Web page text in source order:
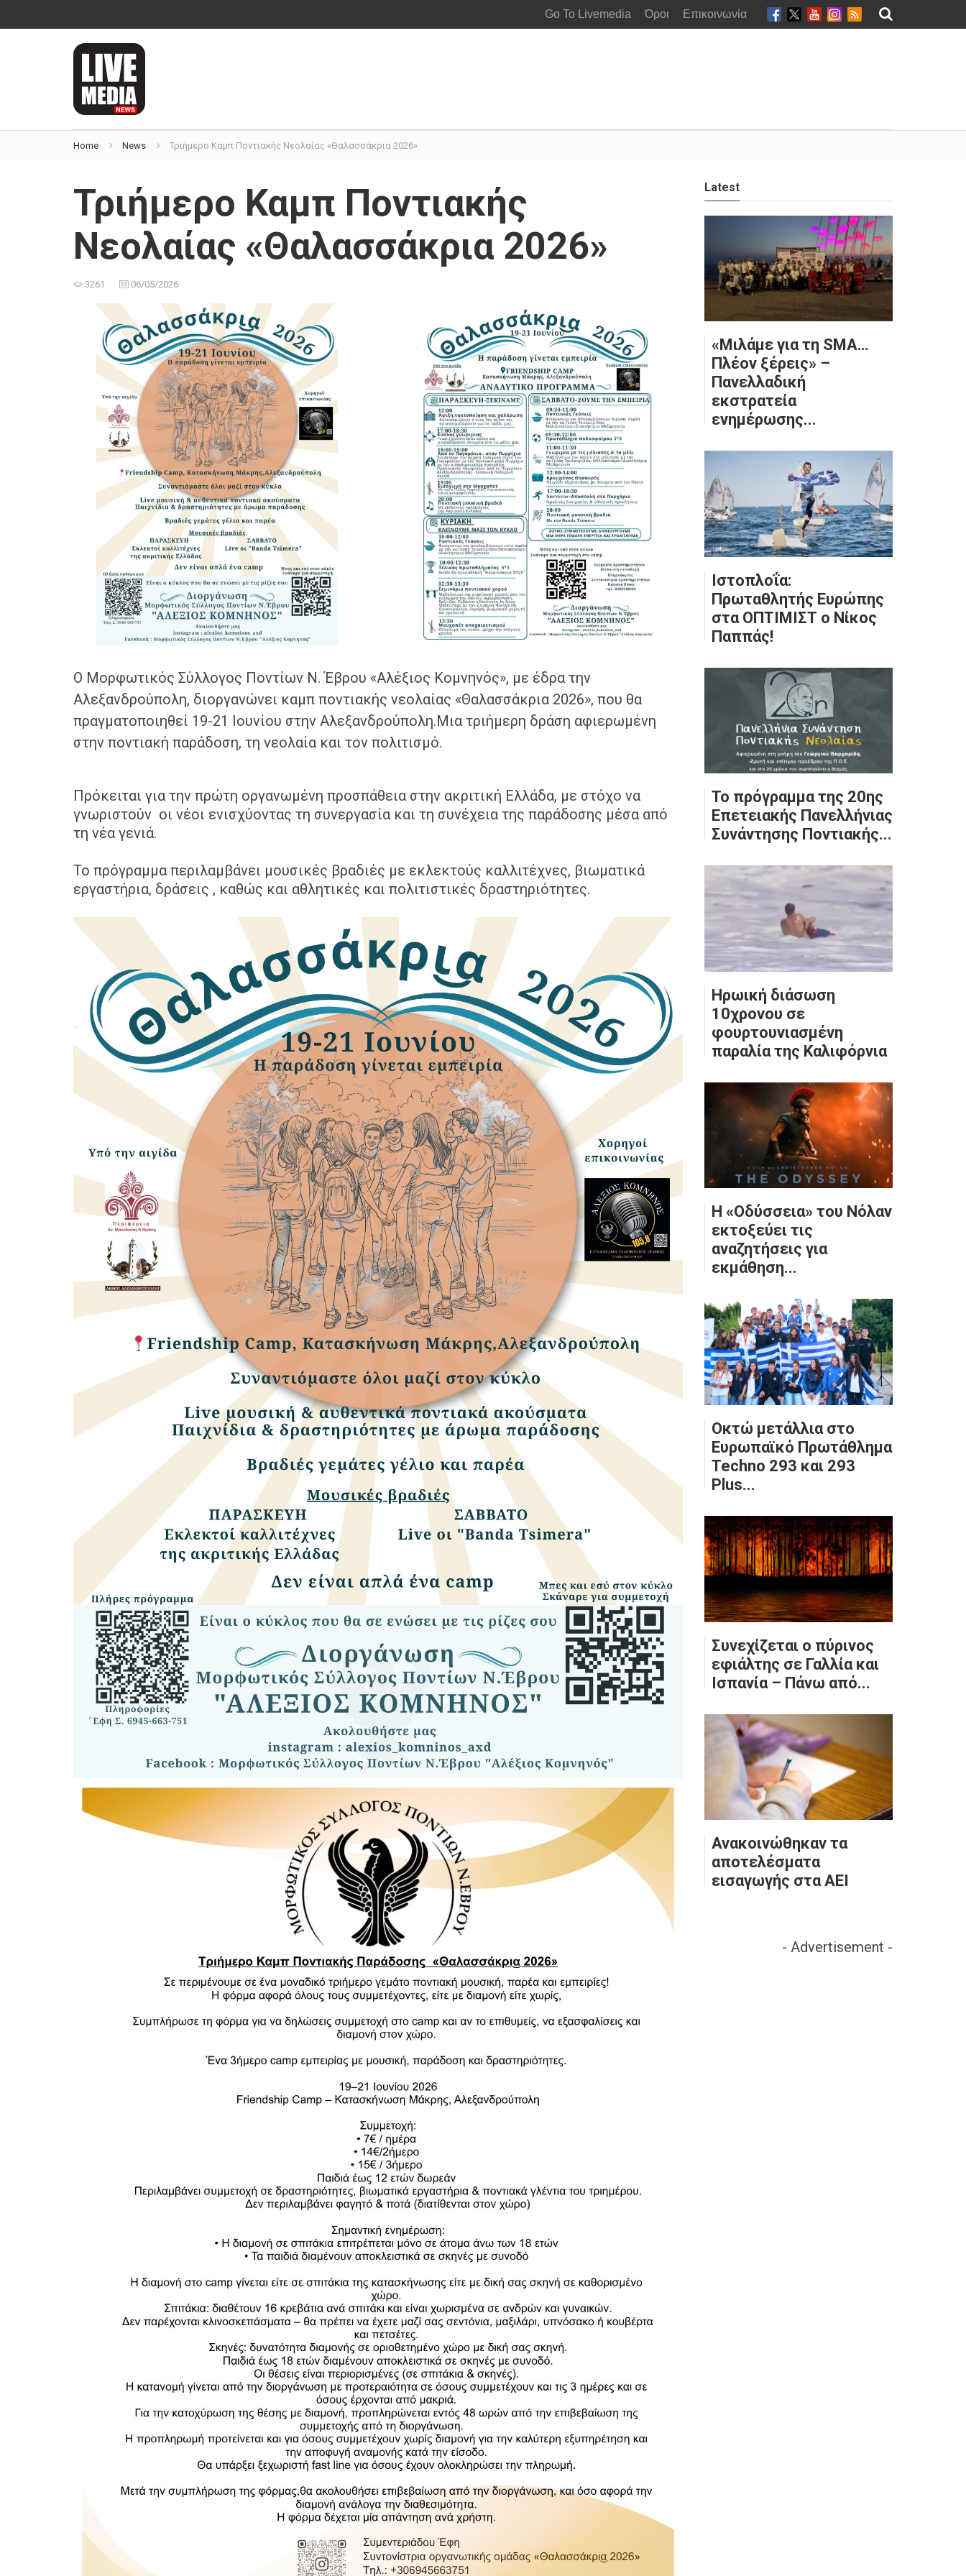
Go To Livemedia Όροι Επικοινωνία
Home News Τριήμερο Καμπ Ποντιακής Νεολαίας «Θαλασσάκρια 2026»
Τριήμερο Καμπ Ποντιακής
Νεολαίας «Θαλασσάκρια 2026»
3261 06/05/2026
Ο Μορφωτικός Σύλλογος Ποντίων Ν. Έβρου «Αλέξιος Κομνηνός», με έδρα την
Αλεξανδρούπολη, διοργανώνει καμπ ποντιακής νεολαίας «Θαλασσάκρια 2026», που θα
πραγματοποιηθεί 19-21 Ιουνίου στην Αλεξανδρούπολη.Μια τριήμερη δράση αφιερωμένη
στην ποντιακή παράδοση, τη νεολαία και τον πολιτισμό.
Πρόκειται για την πρώτη οργανωμένη προσπάθεια στην ακριτική Ελλάδα, με στόχο να
γνωριστούν οι νέοι ενισχύοντας τη συνεργασία και τη συνέχεια της παράδοσης μέσα από
τη νέα γενιά.
Το πρόγραμμα περιλαμβάνει μουσικές βραδιές με εκλεκτούς καλλιτέχνες, βιωματικά
εργαστήρια, δράσεις , καθώς και αθλητικές και πολιτιστικές δραστηριότητες.
Latest
«Μιλάμε για τη SMA…
Πλέον ξέρεις» –
Πανελλαδική
εκστρατεία
ενημέρωσης...
Ιστοπλοΐα:
Πρωταθλητής Ευρώπης
στα ΟΠΤΙΜΙΣΤ ο Νίκος
Παππάς!
Το πρόγραμμα της 20ης
Επετειακής Πανελλήνιας
Συνάντησης Ποντιακής...
Ηρωική διάσωση
10χρονου σε
φουρτουνιασμένη
παραλία της Καλιφόρνια
Η «Οδύσσεια» του Νόλαν
εκτοξεύει τις
αναζητήσεις για
εκμάθηση...
Οκτώ μετάλλια στο
Ευρωπαϊκό Πρωτάθλημα
Techno 293 και 293
Plus...
Συνεχίζεται ο πύρινος
εφιάλτης σε Γαλλία και
Ισπανία – Πάνω από...
Ανακοινώθηκαν τα
αποτελέσματα
εισαγωγής στα ΑΕΙ
- Advertisement -